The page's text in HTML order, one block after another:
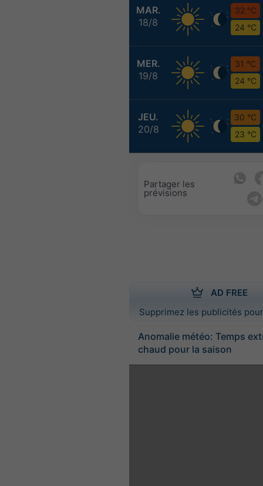
MAR.
18/8
32 °C
24 °C
MER.
19/8
31 °C
24 °C
JEU.
20/8
30 °C
23 °C
Partager les
prévisions
AD FREE
Supprimez les publicités
Anomalie météo: Temps
chaud pour la saison